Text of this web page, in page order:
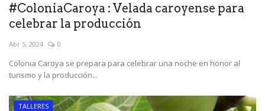
#ColoniaCaroya : Velada caroyense para
celebrar la producción
Abr 5, 2024 0
Colonia Caroya se prepara para celebrar una noche en honor al
turismo y la producción...
TALLERES